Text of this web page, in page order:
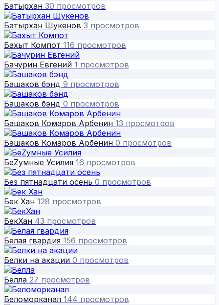
Батырхан 30 просмотров
Батырхан Шукенов 3 просмотров
Бахыт Компот 116 просмотров
Бачурин Евгений 1 просмотров
Башаков бэнд 9 просмотров
Башаков бэнд 0 просмотров
Башаков Комаров Арбенин 13 просмотров
Башаков Комаров Арбенин 0 просмотров
БеZумные Усилия 16 просмотров
Без пятнадцати осень 0 просмотров
Бек Хан 128 просмотров
БекХан 43 просмотров
Белая гвардия 156 просмотров
Белки на акации 0 просмотров
Белла 27 просмотров
Беломорканал 144 просмотров